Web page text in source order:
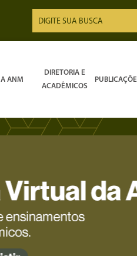
A ANM
DIRETORIA E
ACADÊMICOS